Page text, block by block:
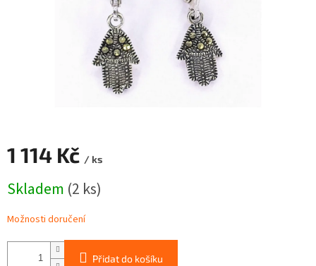
1 114 Kč / ks
cena:
Skladem (2 ks)
Možnosti doručení
Přidat do košíku